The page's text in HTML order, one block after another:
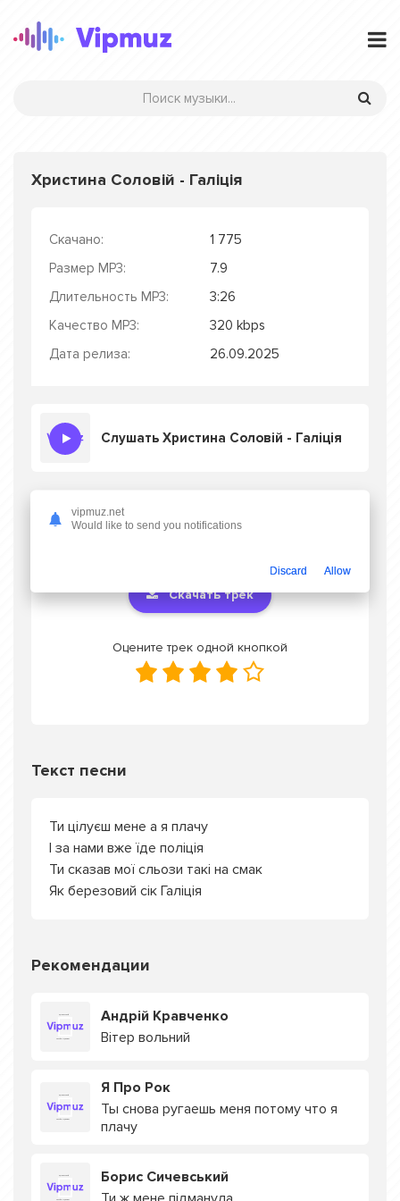
Христина Соловій - Галіція
Скачано:
1 775
Размер MP3:
7.9
Длительность MP3:
3:26
Качество MP3:
320 kbps
Дата релиза:
26.09.2025
Слушать Христина Соловій - Галіція
Скачать песню Христина Соловій - Галіція
в mp3 или слушать онлайн бесплатно
Скачать трек
Оцените трек одной кнопкой
Текст песни
Ти цілуєш мене а я плачу
І за нами вже їде поліція
Ти сказав мої сльози такі на смак
Як березовий сік Галіція
Рекомендации
Андрій Кравченко
Вітер вольний
Я Про Рок
Ты снова ругаешь меня потому что я
плачу
Борис Сичевський
vipmuz.net
Would like to send you notifications
Discard Allow